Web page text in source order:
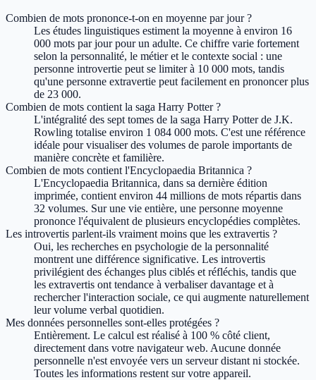
Combien de mots prononce-t-on en moyenne par jour ?
Les études linguistiques estiment la moyenne à environ 16
000 mots par jour pour un adulte. Ce chiffre varie fortement
selon la personnalité, le métier et le contexte social : une
personne introvertie peut se limiter à 10 000 mots, tandis
qu'une personne extravertie peut facilement en prononcer plus
de 23 000.
Combien de mots contient la saga Harry Potter ?
L'intégralité des sept tomes de la saga Harry Potter de J.K.
Rowling totalise environ 1 084 000 mots. C'est une référence
idéale pour visualiser des volumes de parole importants de
manière concrète et familière.
Combien de mots contient l'Encyclopaedia Britannica ?
L'Encyclopaedia Britannica, dans sa dernière édition
imprimée, contient environ 44 millions de mots répartis dans
32 volumes. Sur une vie entière, une personne moyenne
prononce l'équivalent de plusieurs encyclopédies complètes.
Les introvertis parlent-ils vraiment moins que les extravertis ?
Oui, les recherches en psychologie de la personnalité
montrent une différence significative. Les introvertis
privilégient des échanges plus ciblés et réfléchis, tandis que
les extravertis ont tendance à verbaliser davantage et à
rechercher l'interaction sociale, ce qui augmente naturellement
leur volume verbal quotidien.
Mes données personnelles sont-elles protégées ?
Entièrement. Le calcul est réalisé à 100 % côté client,
directement dans votre navigateur web. Aucune donnée
personnelle n'est envoyée vers un serveur distant ni stockée.
Toutes les informations restent sur votre appareil.